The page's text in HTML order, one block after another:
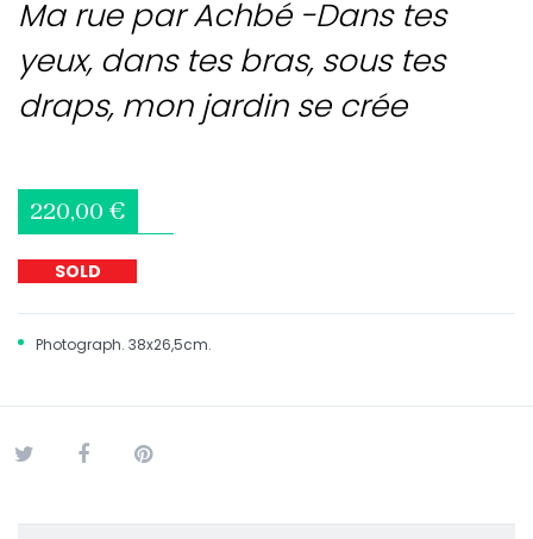
Ma rue par Achbé -Dans tes
yeux, dans tes bras, sous tes
draps, mon jardin se crée
220,00 €
SOLD
Photograph. 38x26,5cm.